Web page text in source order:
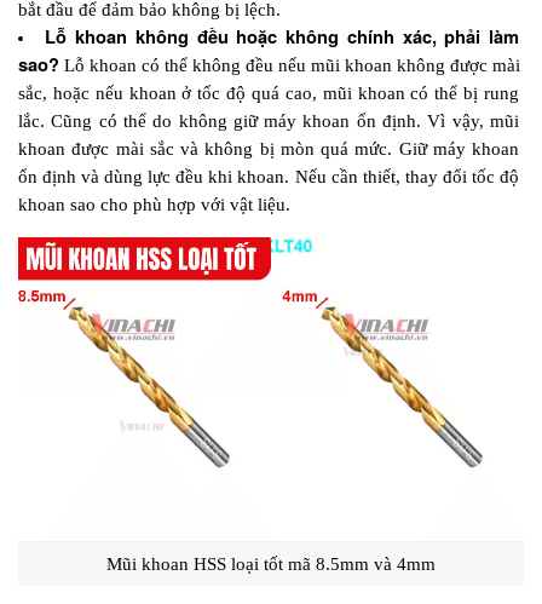
bắt đầu để đảm bảo không bị lệch.
Lỗ khoan không đều hoặc không chính xác, phải làm
sao? Lỗ khoan có thể không đều nếu mũi khoan không được mài
sắc, hoặc nếu khoan ở tốc độ quá cao, mũi khoan có thể bị rung
lắc. Cũng có thể do không giữ máy khoan ổn định. Vì vậy, mũi
khoan được mài sắc và không bị mòn quá mức. Giữ máy khoan
ổn định và dùng lực đều khi khoan. Nếu cần thiết, thay đổi tốc độ
khoan sao cho phù hợp với vật liệu.
Mũi khoan HSS loại tốt mã 8.5mm và 4mm